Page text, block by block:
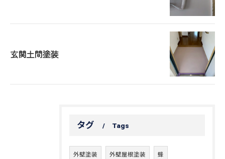
玄関土間塗装
タグ Tags
外壁塗装 外壁屋根塗装 蜂